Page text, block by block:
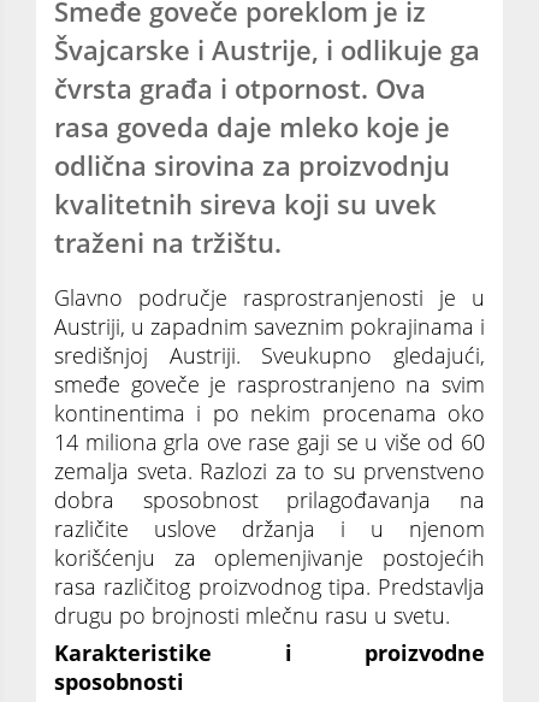
Smeđe goveče poreklom je iz
Švajcarske i Austrije, i odlikuje ga
čvrsta građa i otpornost. Ova
rasa goveda daje mleko koje je
odlična sirovina za proizvodnju
kvalitetnih sireva koji su uvek
traženi na tržištu.
Glavno područje rasprostranjenosti je u
Austriji, u zapadnim saveznim pokrajinama i
središnjoj Austriji. Sveukupno gledajući,
smeđe goveče je rasprostranjeno na svim
kontinentima i po nekim procenama oko
14 miliona grla ove rase gaji se u više od 60
zemalja sveta. Razlozi za to su prvenstveno
dobra sposobnost prilagođavanja na
različite uslove držanja i u njenom
korišćenju za oplemenjivanje postojećih
rasa različitog proizvodnog tipa. Predstavlja
drugu po brojnosti mlečnu rasu u svetu.
Karakteristike i proizvodne
sposobnosti